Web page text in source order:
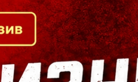
регионе